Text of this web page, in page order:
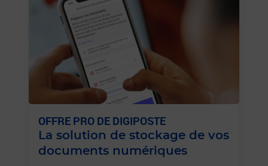
OFFRE PRO DE DIGIPOSTE
La solution de stockage de vos
documents numériques